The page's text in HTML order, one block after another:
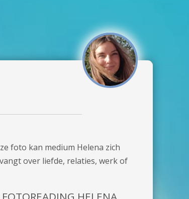
foto kan medium Helena zich
over liefde, relaties, werk of